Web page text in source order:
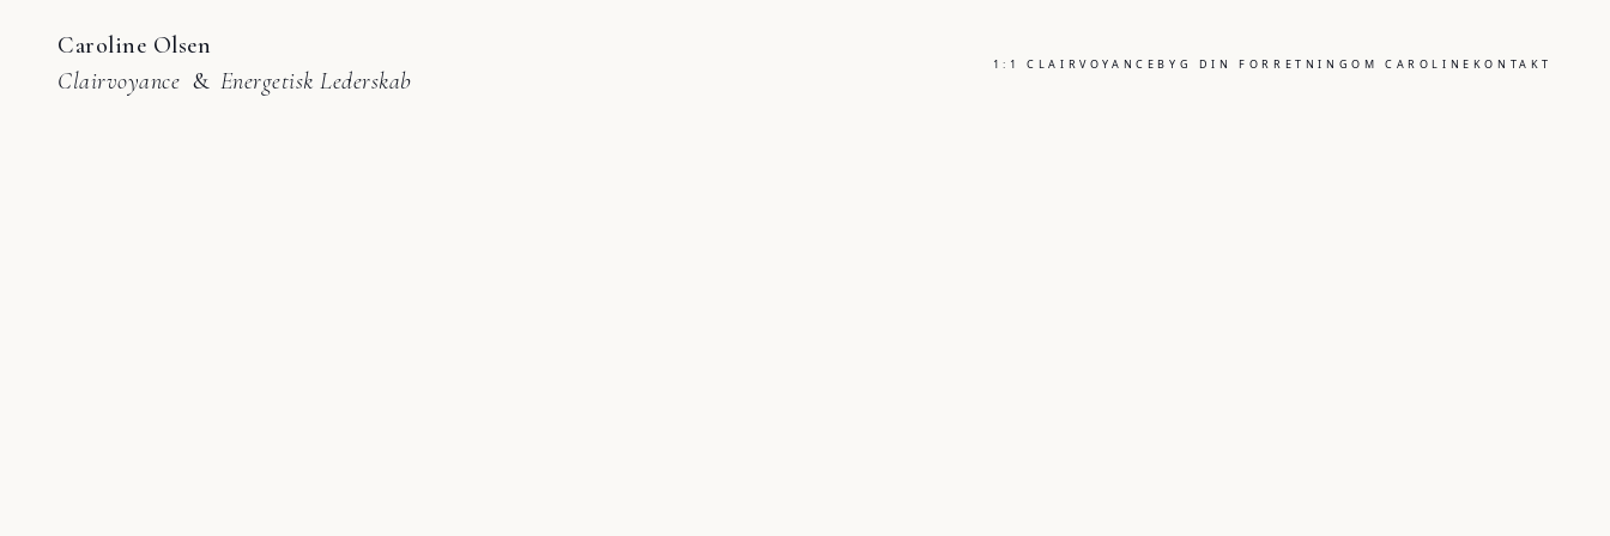
Caroline Olsen
Clairvoyance & Energetisk Lederskab
1:1 CLAIRVOYANCEBYG DIN FORRETNINGOM CAROLINE KONTAKT